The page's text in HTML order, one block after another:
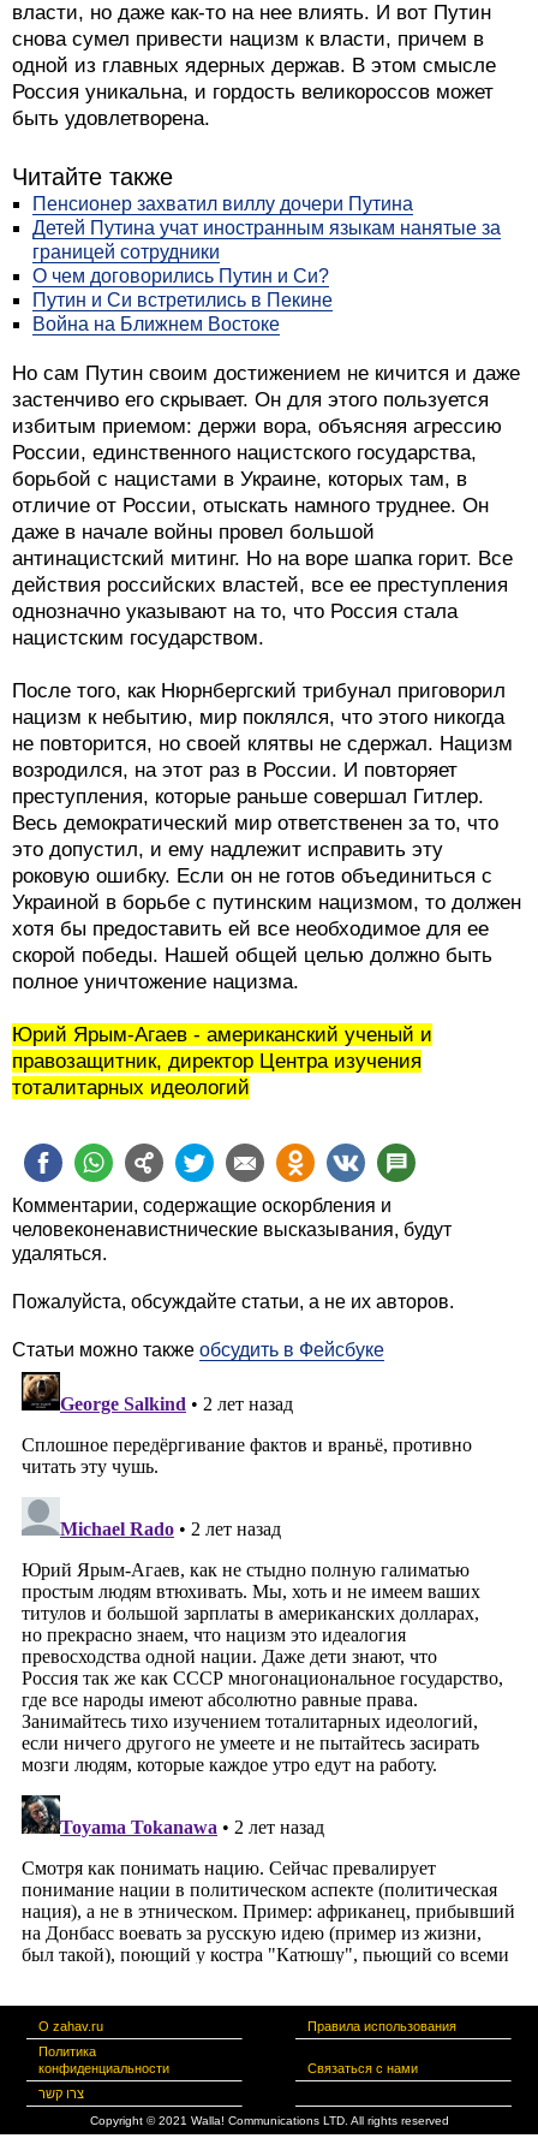
власти, но даже как-то на нее влиять. И вот Путин
снова сумел привести нацизм к власти, причем в
одной из главных ядерных держав. В этом смысле
Россия уникальна, и гордость великороссов может
быть удовлетворена.
Читайте также
Пенсионер захватил виллу дочери Путина
Детей Путина учат иностранным языкам нанятые за
границей сотрудники
О чем договорились Путин и Си?
Путин и Си встретились в Пекине
Война на Ближнем Востоке
Но сам Путин своим достижением не кичится и даже
застенчиво его скрывает. Он для этого пользуется
избитым приемом: держи вора, объясняя агрессию
России, единственного нацистского государства,
борьбой с нацистами в Украине, которых там, в
отличие от России, отыскать намного труднее. Он
даже в начале войны провел большой
антинацистский митинг. Но на воре шапка горит. Все
действия российских властей, все ее преступления
однозначно указывают на то, что Россия стала
нацистским государством.
После того, как Нюрнбергский трибунал приговорил
нацизм к небытию, мир поклялся, что этого никогда
не повторится, но своей клятвы не сдержал. Нацизм
возродился, на этот раз в России. И повторяет
преступления, которые раньше совершал Гитлер.
Весь демократический мир ответственен за то, что
это допустил, и ему надлежит исправить эту
роковую ошибку. Если он не готов объединиться с
Украиной в борьбе с путинским нацизмом, то должен
хотя бы предоставить ей все необходимое для ее
скорой победы. Нашей общей целью должно быть
полное уничтожение нацизма.
Юрий Ярым-Агаев - американский ученый и
правозащитник, директор Центра изучения
тоталитарных идеологий
Комментарии, содержащие оскорбления и
человеконенавистнические высказывания, будут
удаляться.
Пожалуйста, обсуждайте статьи, а не их авторов.
Статьи можно также обсудить в Фейсбуке
О zahav.ru
Правила использования
Политика
конфиденциальности
Связаться с нами
צרו קשר
Copyright © 2021 Walla! Communications LTD. All rights reserved